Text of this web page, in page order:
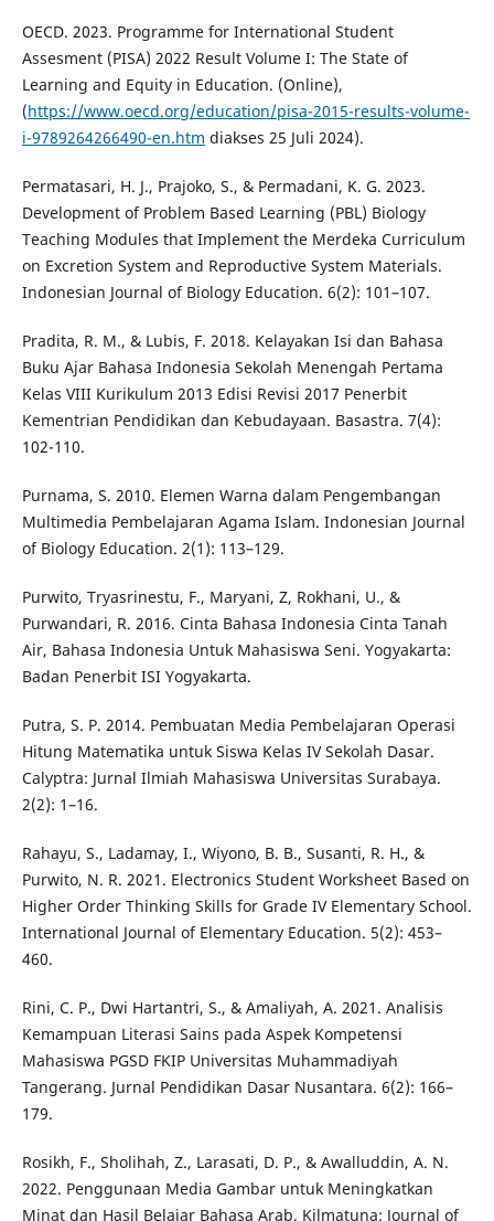
OECD. 2023. Programme for International Student
Assesment (PISA) 2022 Result Volume I: The State of
Learning and Equity in Education. (Online),
(https://www.oecd.org/education/pisa-2015-results-volume-
i-9789264266490-en.htm diakses 25 Juli 2024).
Permatasari, H. J., Prajoko, S., & Permadani, K. G. 2023.
Development of Problem Based Learning (PBL) Biology
Teaching Modules that Implement the Merdeka Curriculum
on Excretion System and Reproductive System Materials.
Indonesian Journal of Biology Education. 6(2): 101–107.
Pradita, R. M., & Lubis, F. 2018. Kelayakan Isi dan Bahasa
Buku Ajar Bahasa Indonesia Sekolah Menengah Pertama
Kelas VIII Kurikulum 2013 Edisi Revisi 2017 Penerbit
Kementrian Pendidikan dan Kebudayaan. Basastra. 7(4):
102-110.
Purnama, S. 2010. Elemen Warna dalam Pengembangan
Multimedia Pembelajaran Agama Islam. Indonesian Journal
of Biology Education. 2(1): 113–129.
Purwito, Tryasrinestu, F., Maryani, Z, Rokhani, U., &
Purwandari, R. 2016. Cinta Bahasa Indonesia Cinta Tanah
Air, Bahasa Indonesia Untuk Mahasiswa Seni. Yogyakarta:
Badan Penerbit ISI Yogyakarta.
Putra, S. P. 2014. Pembuatan Media Pembelajaran Operasi
Hitung Matematika untuk Siswa Kelas IV Sekolah Dasar.
Calyptra: Jurnal Ilmiah Mahasiswa Universitas Surabaya.
2(2): 1–16.
Rahayu, S., Ladamay, I., Wiyono, B. B., Susanti, R. H., &
Purwito, N. R. 2021. Electronics Student Worksheet Based on
Higher Order Thinking Skills for Grade IV Elementary School.
International Journal of Elementary Education. 5(2): 453–
460.
Rini, C. P., Dwi Hartantri, S., & Amaliyah, A. 2021. Analisis
Kemampuan Literasi Sains pada Aspek Kompetensi
Mahasiswa PGSD FKIP Universitas Muhammadiyah
Tangerang. Jurnal Pendidikan Dasar Nusantara. 6(2): 166–
179.
Rosikh, F., Sholihah, Z., Larasati, D. P., & Awalluddin, A. N.
2022. Penggunaan Media Gambar untuk Meningkatkan
Minat dan Hasil Belajar Bahasa Arab. Kilmatuna: Journal of